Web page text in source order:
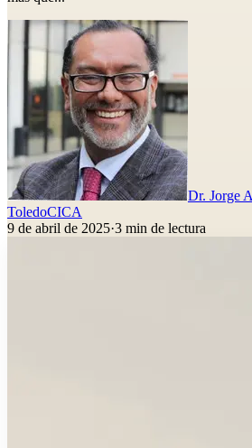
Dr. Jorge
ToledoCICA
9 de abril de 2025·3 min de lectura